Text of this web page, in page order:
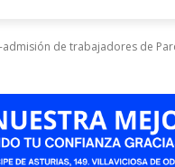
admisión de trabajadores de